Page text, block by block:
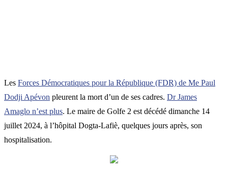
Les Forces Démocratiques pour la République (FDR) de Me Paul
Dodji Apévon pleurent la mort d’un de ses cadres. Dr James
Amaglo n’est plus. Le maire de Golfe 2 est décédé dimanche 14
juillet 2024, à l’hôpital Dogta-Lafiè, quelques jours après, son
hospitalisation.